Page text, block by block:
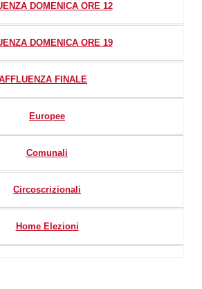
DOMENICA ORE 12
DOMENICA ORE 19
FINALE
Europee
Comunali
Circoscrizionali
Home Elezioni